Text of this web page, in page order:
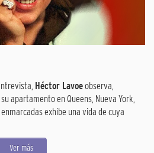
Héctor Lavoeobserva,
apartamento en Queens, Nueva York,
exhibe una vida de cuya
Ver más